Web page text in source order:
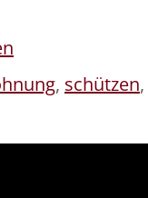
, schützen,